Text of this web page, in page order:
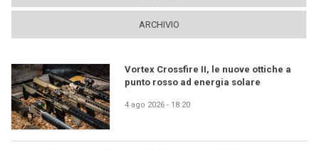
ARCHIVIO
Vortex Crossfire II, le nuove ottiche a
punto rosso ad energia solare
4 ago 2026 - 18:20